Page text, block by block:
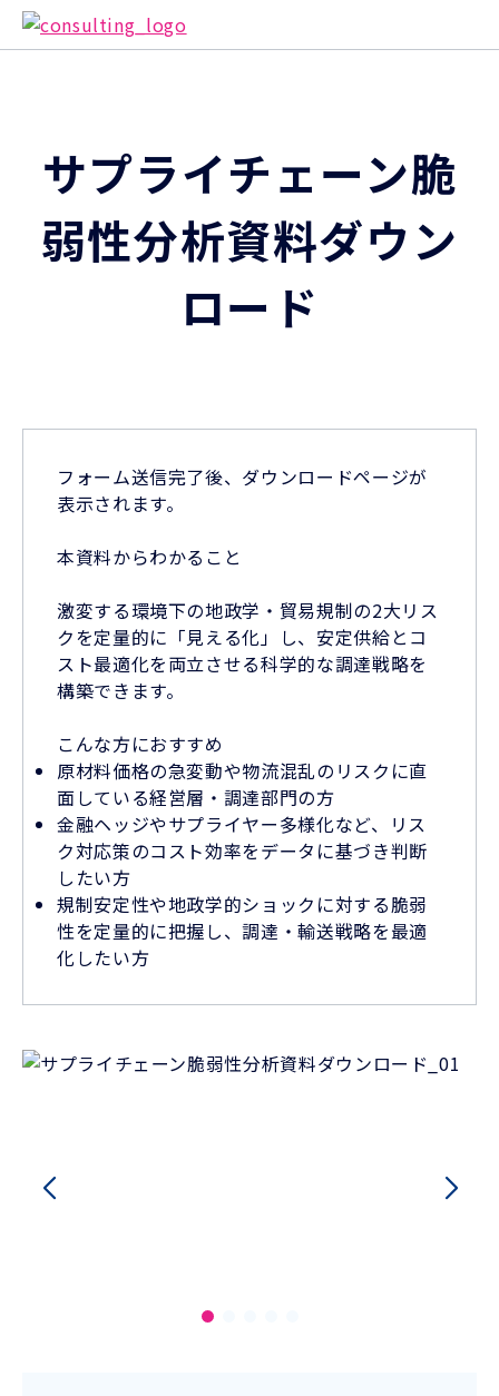
サプライチェーン脆
弱性分析資料ダウン
ロード
フォーム送信完了後、ダウンロードページが
表示されます。
本資料からわかること
激変する環境下の地政学・貿易規制の2大リス
クを定量的に「見える化」し、安定供給とコ
スト最適化を両立させる科学的な調達戦略を
構築できます。
こんな方におすすめ
原材料価格の急変動や物流混乱のリスクに直
面している経営層・調達部門の方
金融ヘッジやサプライヤー多様化など、リス
ク対応策のコスト効率をデータに基づき判断
したい方
規制安定性や地政学的ショックに対する脆弱
性を定量的に把握し、調達・輸送戦略を最適
化したい方